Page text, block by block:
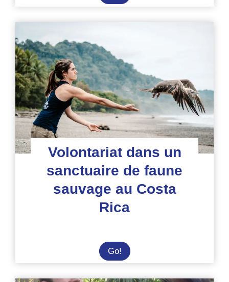
dans
animaux
sauvages
en
Amazonie
équatorienne
Volontariat dans un
sanctuaire de faune
sauvage au Costa
Rica
Go!Volontariat
dans
un